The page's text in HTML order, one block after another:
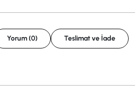
Yorum (0) Teslimat ve İade